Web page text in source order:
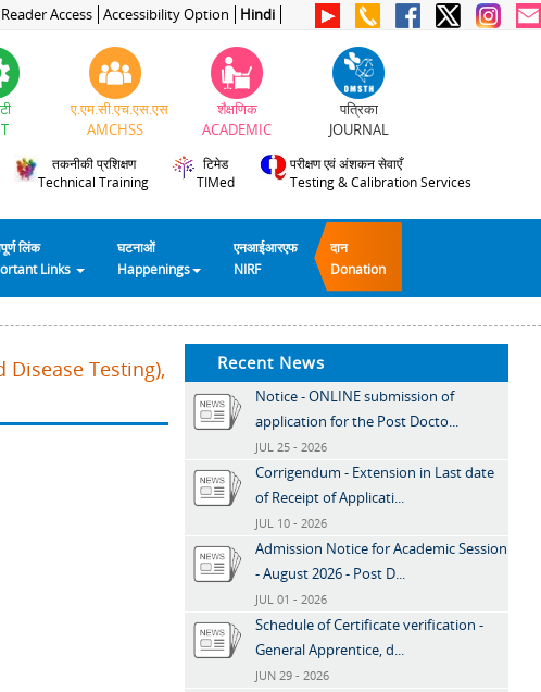
Access Accessibility Option Hindi
ए.एम.सी.एच.एस.एस
AMCHSS
शैक्षणिक
ACADEMIC
पत्रिका
JOURNAL
तकनीकी प्रशिक्षण
Technical Training
टिमेड
TIMed
परीक्षण एवं अंशकन सेवाएँ
Testing & Calibration Services
लिंक
Links
घटनाओं
Happenings
एनआईआरएफ
NIRF
दान
Donation
Disease Testing),
Recent News
Notice - ONLINE submission of
application for the Post Docto...
JUL 25 - 2026
Corrigendum - Extension in Last date
of Receipt of Applicati...
JUL 10 - 2026
Admission Notice for Academic Session
- August 2026 - Post D...
JUL 01 - 2026
Schedule of Certificate verification -
General Apprentice, d...
JUN 29 - 2026